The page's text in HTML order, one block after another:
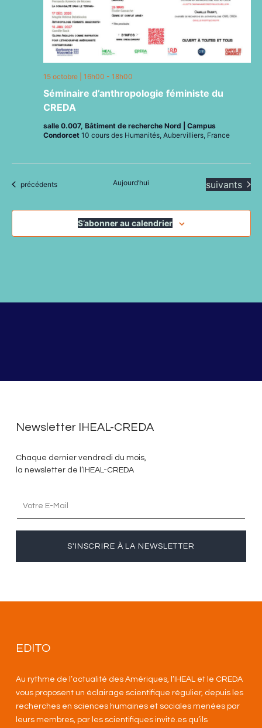
Séminaire d’anthropologie féministe du
CREDA
15 octobre | 16h00 - 18h00
salle 0.007, Bâtiment de recherche Nord | Campus
Condorcet 10 cours des Humanités, Aubervilliers, France
Évènements
précédents Aujourd’hui Évènements
suivants
S’abonner au calendrier
Newsletter IHEAL-CREDA
Chaque dernier vendredi du mois,
la newsletter de l’IHEAL-CREDA
S'INSCRIRE À LA NEWSLETTER
EDITO
Au rythme de l’actualité des Amériques, l’IHEAL et le CREDA
vous proposent un éclairage scientifique régulier, depuis les
recherches en sciences humaines et sociales menées par
leurs membres, par les scientifiques invité.es qu’ils